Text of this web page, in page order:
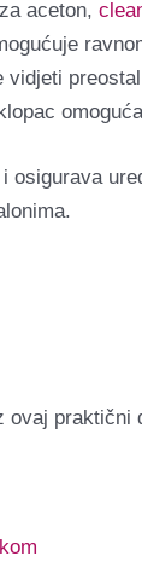
aceton,
vidjeti
ovaj praktični